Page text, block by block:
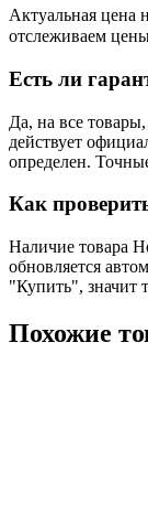
Актуальная цена
отслеживаем
Есть ли
Да, на все
действует
определен.
Как
Наличие товара
обновляется
"Купить", значит
Похожие